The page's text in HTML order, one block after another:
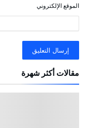
الموقع الإلكتروني
مقالات أكثر شهرة